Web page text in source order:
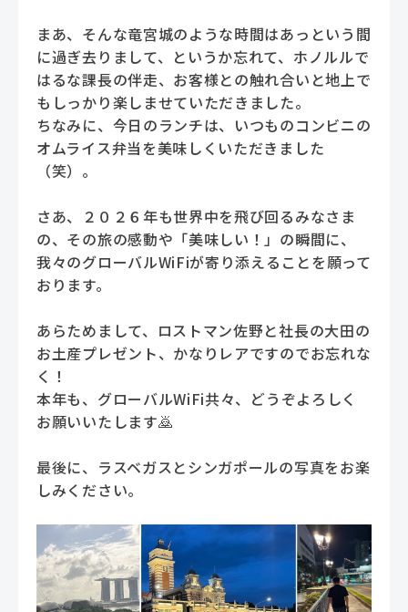
まあ、そんな竜宮城のような時間はあっという間
に過ぎ去りまして、というか忘れて、ホノルルで
はるな課長の伴走、お客様との触れ合いと地上で
もしっかり楽しませていただきました。
ちなみに、今日のランチは、いつものコンビニの
オムライス弁当を美味しくいただきました
（笑）。
さあ、２０２６年も世界中を飛び回るみなさま
の、その旅の感動や「美味しい！」の瞬間に、
我々のグローバルWiFiが寄り添えることを願って
おります。
あらためまして、ロストマン佐野と社長の大田の
お土産プレゼント、かなりレアですのでお忘れな
く！
本年も、グローバルWiFi共々、どうぞよろしく
お願いいたします🙇
最後に、ラスベガスとシンガポールの写真をお楽
しみください。